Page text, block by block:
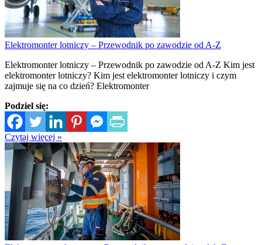
Elektromonter lotniczy – Przewodnik po zawodzie od A-Z
Elektromonter lotniczy – Przewodnik po zawodzie od A-Z Kim jest
elektromonter lotniczy? Kim jest elektromonter lotniczy i czym
zajmuje się na co dzień? Elektromonter
Podziel się:
Czytaj więcej »